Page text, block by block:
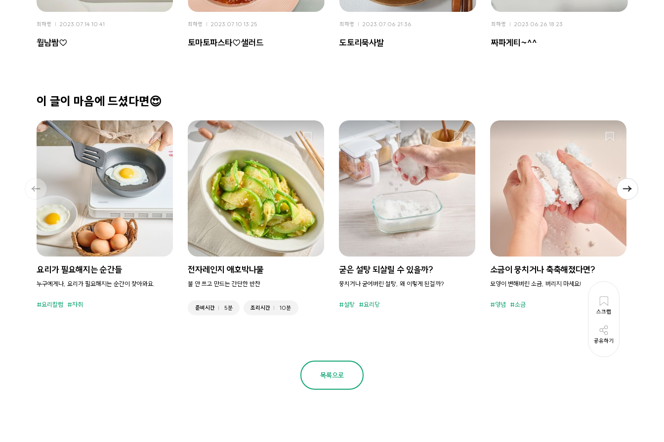
스크랩
공유하기
최하영 2023.07.14 10:41
월남쌈♡
최하영 2023.07.10 13:25
토마토파스타♡샐러드
최하영 2023.07.06 21:36
도토리묵사발
최하영 2023.06.26 18:23
짜파게티~^^
이 글이 마음에 드셨다면😍
요리가 필요해지는 순간들
누구에게나, 요리가 필요해지는 순간이 찾아와요.
요리칼럼 자취
전자레인지 애호박나물
불 안 쓰고 만드는 간단한 반찬
준비시간 5분 조리시간 10분
굳은 설탕 되살릴 수 있을까?
뭉치거나 굳어버린 설탕, 왜 이렇게 된걸까?
설탕 요리당
소금이 뭉치거나 축축해졌다면?
모양이 변해버린 소금, 버리지 마세요!
양념 소금
목록으로